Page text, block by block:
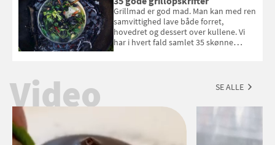
Esmeralda. Konkurrencen slutter 1.
september 2026.
Grillmad er god mad. Man kan med ren
samvittighed lave både forret,
hovedret og dessert over kullene. Vi
har i hvert fald samlet 35 skønne
Video SE ALLE